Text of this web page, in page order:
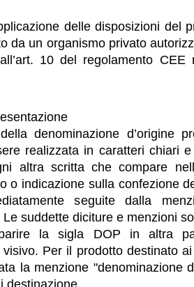
delle disposizioni del
da un organismo privato
10 del regolamento
denominazione d’origine
realizzata in caratteri chiari
altra scritta che compare
o indicazione sulla confezione
seguite dalla
Le suddette diciture e menzioni
la sigla DOP in altra
Per il prodotto destinato
la menzione "denominazione
destinazione.